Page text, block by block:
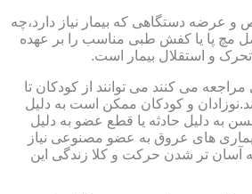
و عرضه دستگاهی که بیمار نیاز دارد،چه
مچ پا یا کفش طبی مناسب را بر عهده
و استقلال بیمار است.
مراجعه می کنند می توانند از کودکان تا
و کودکان ممکن است به دلیل
به دلیل حادثه یا قطع عضو به دلیل
بیماری های عروق به عضو مصنوعی نیاز
به آسان تر شدن حرکت و کلا زندگی این